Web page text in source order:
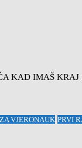
KAD IMAŠ
VJERONAUK PRVI